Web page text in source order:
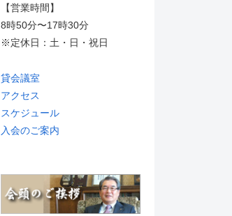
【営業時間】
8時50分〜17時30分
※定休日：土・日・祝日
貸会議室
アクセス
スケジュール
入会のご案内